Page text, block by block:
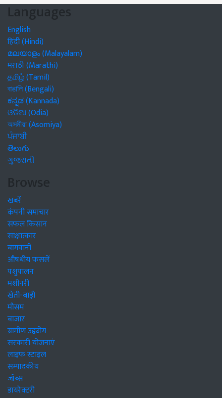
Languages
English
हिंदी (Hindi)
മലയാളം (Malayalam)
मराठी (Marathi)
தமிழ் (Tamil)
বাঙালি (Bengali)
ಕನ್ನಡ (Kannada)
ଓଡିଆ (Odia)
অসমীয়া (Asomiya)
ਪੰਜਾਬੀ
తెలుగు
ગુજરાતી
Browse
खबरें
कंपनी समाचार
सफल किसान
साक्षात्कार
बागवानी
औषधीय फसलें
पशुपालन
मशीनरी
खेती-बाड़ी
मौसम
बाजार
ग्रामीण उद्द्योग
सरकारी योजनाएं
लाइफ स्टाइल
सम्पादकीय
जॉब्स
डायरेक्टरी